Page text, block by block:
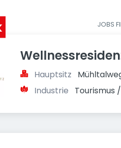
JOBS
Hauptsitz
Industrie
Tourismus